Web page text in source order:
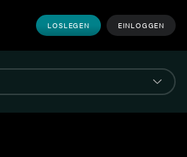
LOSLEGEN EINLOGGEN